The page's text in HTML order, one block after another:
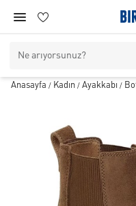
Anasayfa / Kadın / Ayakkabı /